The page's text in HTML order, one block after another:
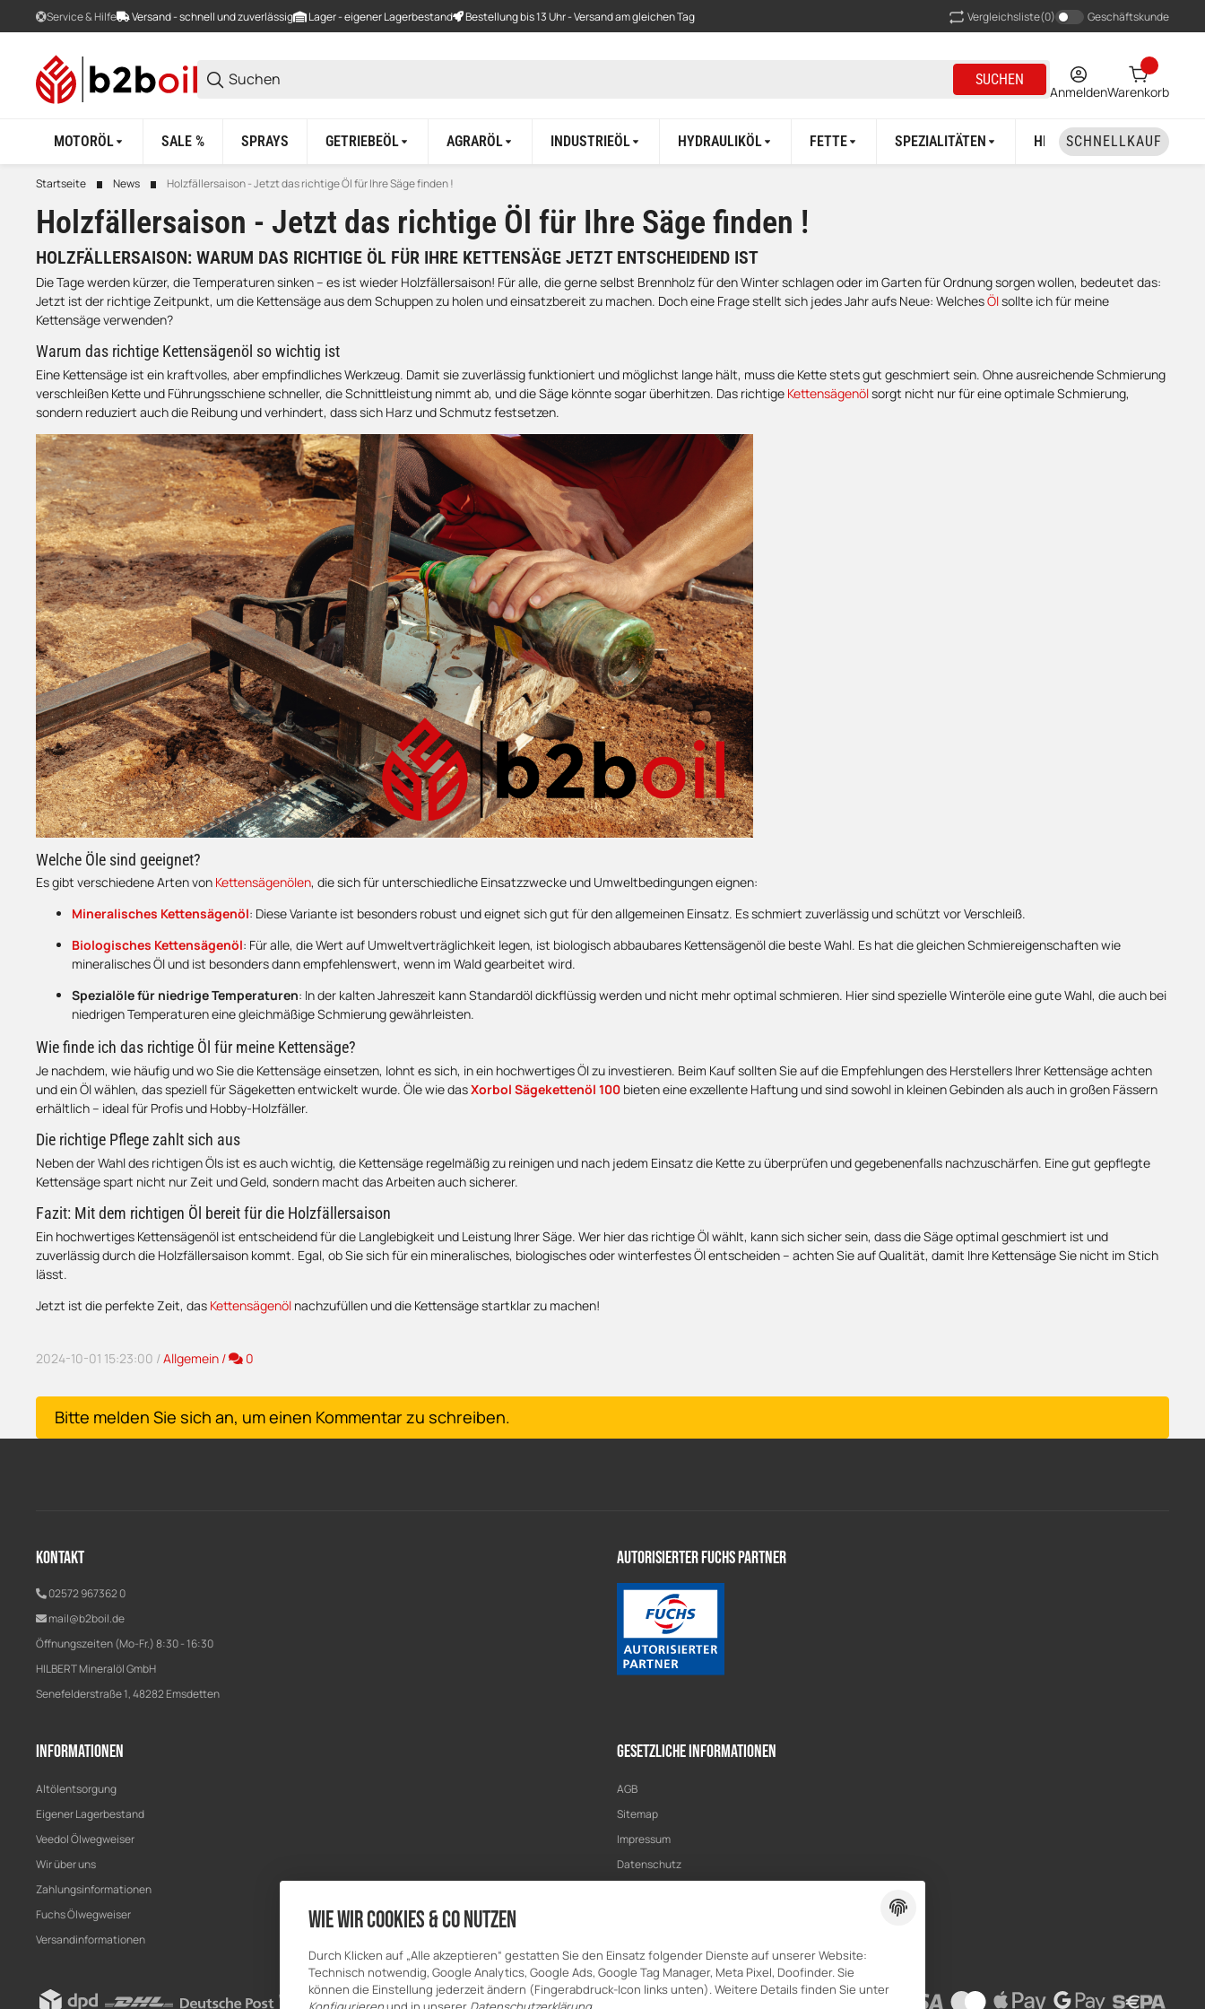
Service & Hilfe Versand - schnell und zuverlässig Lager - eigener Lagerbestand Bestellung bis 13 Uhr - Versand am gleichen Tag Vergleichsliste(0) Geschäftskunde
SUCHEN
AnmeldenWarenkorb
MOTORÖL SALE % SPRAYS GETRIEBEÖL AGRARÖL INDUSTRIEÖL HYDRAULIKÖL FETTE SPEZIALITÄTEN HERSTELLER
SCHNELLKAUF
Startseite News Holzfällersaison - Jetzt das richtige Öl für Ihre Säge finden !
Holzfällersaison - Jetzt das richtige Öl für Ihre Säge finden !
HOLZFÄLLERSAISON: WARUM DAS RICHTIGE ÖL FÜR IHRE KETTENSÄGE JETZT ENTSCHEIDEND IST
Die Tage werden kürzer, die Temperaturen sinken – es ist wieder Holzfällersaison! Für alle, die gerne selbst Brennholz für den Winter schlagen oder im Garten für Ordnung sorgen wollen, bedeutet das:
Jetzt ist der richtige Zeitpunkt, um die Kettensäge aus dem Schuppen zu holen und einsatzbereit zu machen. Doch eine Frage stellt sich jedes Jahr aufs Neue: WelchesÖlsollte ich für meine
Kettensäge verwenden?
Warum das richtige Kettensägenöl so wichtig ist
Eine Kettensäge ist ein kraftvolles, aber empfindliches Werkzeug. Damit sie zuverlässig funktioniert und möglichst lange hält, muss die Kette stets gut geschmiert sein. Ohne ausreichende Schmierung
verschleißen Kette und Führungsschiene schneller, die Schnittleistung nimmt ab, und die Säge könnte sogar überhitzen. Das richtige Kettensägenölsorgt nicht nur für eine optimale Schmierung,
sondern reduziert auch die Reibung und verhindert, dass sich Harz und Schmutz festsetzen.
Welche Öle sind geeignet?
Es gibt verschiedene Arten von Kettensägenölen, die sich für unterschiedliche Einsatzzwecke und Umweltbedingungen eignen:
Mineralisches Kettensägenöl: Diese Variante ist besonders robust und eignet sich gut für den allgemeinen Einsatz. Es schmiert zuverlässig und schützt vor Verschleiß.
Biologisches Kettensägenöl: Für alle, die Wert auf Umweltverträglichkeit legen, ist biologisch abbaubares Kettensägenöl die beste Wahl. Es hat die gleichen Schmiereigenschaften wie
mineralisches Öl und ist besonders dann empfehlenswert, wenn im Wald gearbeitet wird.
Spezialöle für niedrige Temperaturen: In der kalten Jahreszeit kann Standardöl dickflüssig werden und nicht mehr optimal schmieren. Hier sind spezielle Winteröle eine gute Wahl, die auch bei
niedrigen Temperaturen eine gleichmäßige Schmierung gewährleisten.
Wie finde ich das richtige Öl für meine Kettensäge?
Je nachdem, wie häufig und wo Sie die Kettensäge einsetzen, lohnt es sich, in ein hochwertiges Öl zu investieren. Beim Kauf sollten Sie auf die Empfehlungen des Herstellers Ihrer Kettensäge achten
und ein Öl wählen, das speziell für Sägeketten entwickelt wurde. Öle wie dasXorbol Sägekettenöl 100 bieten eine exzellente Haftung und sind sowohl in kleinen Gebinden als auch in großen Fässern
erhältlich – ideal für Profis und Hobby-Holzfäller.
Die richtige Pflege zahlt sich aus
Neben der Wahl des richtigen Öls ist es auch wichtig, die Kettensäge regelmäßig zu reinigen und nach jedem Einsatz die Kette zu überprüfen und gegebenenfalls nachzuschärfen. Eine gut gepflegte
Kettensäge spart nicht nur Zeit und Geld, sondern macht das Arbeiten auch sicherer.
Fazit: Mit dem richtigen Öl bereit für die Holzfällersaison
Ein hochwertiges Kettensägenöl ist entscheidend für die Langlebigkeit und Leistung Ihrer Säge. Wer hier das richtige Öl wählt, kann sich sicher sein, dass die Säge optimal geschmiert ist und
zuverlässig durch die Holzfällersaison kommt. Egal, ob Sie sich für ein mineralisches, biologisches oder winterfestes Öl entscheiden – achten Sie auf Qualität, damit Ihre Kettensäge Sie nicht im Stich
lässt.
Jetzt ist die perfekte Zeit, das Kettensägenöl nachzufüllen und die Kettensäge startklar zu machen!
2024-10-01 15:23:00 /Allgemein / Kommentare
0
x
Bitte melden Sie sich an, um einen Kommentar zu schreiben.
Kontakt
02572 967362 0
mail@b2boil.de
Öffnungszeiten (Mo-Fr.) 8:30 - 16:30
HILBERT Mineralöl GmbH
Senefelderstraße 1, 48282 Emsdetten
Autorisierter Fuchs Partner
Informationen
Altölentsorgung
Eigener Lagerbestand
Veedol Ölwegweiser
Wir über uns
Zahlungsinformationen
Fuchs Ölwegweiser
Versandinformationen
Gesetzliche Informationen
AGB
Sitemap
Impressum
Datenschutz
Wie wir Cookies & Co nutzen
Durch Klicken auf „Alle akzeptieren“ gestatten Sie den Einsatz folgender Dienste auf unserer Website:
Technisch notwendig, Google Analytics, Google Ads, Google Tag Manager, Meta Pixel, Doofinder. Sie
können die Einstellung jederzeit ändern (Fingerabdruck-Icon links unten). Weitere Details finden Sie unter